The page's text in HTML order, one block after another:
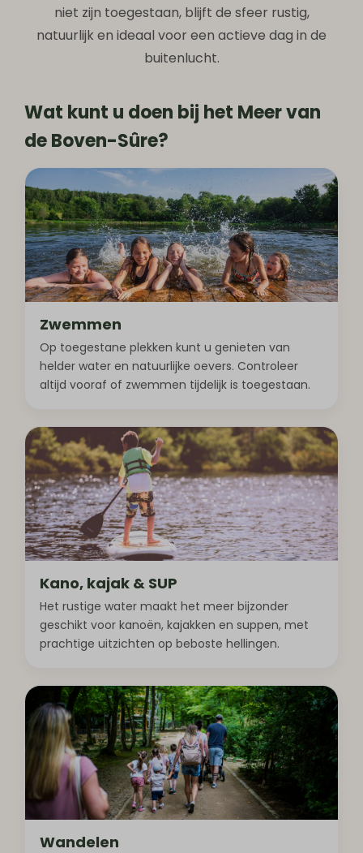
niet zijn toegestaan, blijft de sfeer rustig,
natuurlijk en ideaal voor een actieve dag in de
buitenlucht.
Wat kunt u doen bij het Meer van
de Boven-Sûre?
Zwemmen
Op toegestane plekken kunt u genieten van
helder water en natuurlijke oevers. Controleer
altijd vooraf of zwemmen tijdelijk is toegestaan.
Kano, kajak & SUP
Het rustige water maakt het meer bijzonder
geschikt voor kanoën, kajakken en suppen, met
prachtige uitzichten op beboste hellingen.
Wandelen